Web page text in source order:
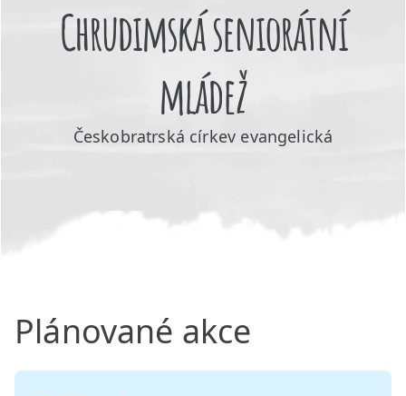
Chrudimská seniorátní
mládež
Českobratrská církev evangelická
Plánované akce